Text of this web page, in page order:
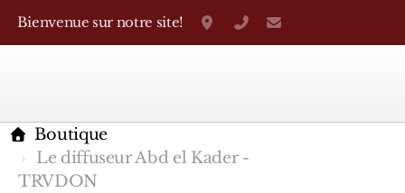
Bienvenue sur notre site! Grand-Rue 38, Genève
+41 22 310 38 75
Boutique
Le diffuseur Abd el Kader -
TRVDON